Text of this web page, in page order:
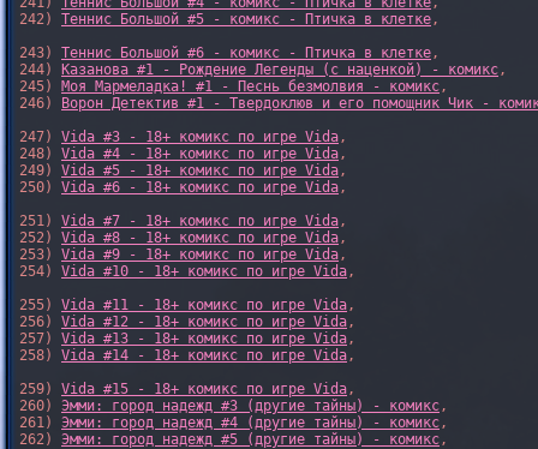
242) Теннис Большой #5 - комикс - Птичка в клетке,
243) Теннис Большой #6 - комикс - Птичка в клетке,
244)
Казанова #1 - Рождение Легенды (с наценкой) - комикс,
245) Моя Мармеладка! #1 - Песнь безмолвия - комикс,
246)
Ворон Детектив #1 - Твердоклюв и его помощник Чик -
247) Vida #3 - 18+ комикс по игре Vida,
248) Vida #4 - 18+ комикс по игре Vida,
249) Vida #5 - 18+ комикс по игре Vida,
250) Vida #6 - 18+ комикс по игре Vida,
251) Vida #7 - 18+ комикс по игре Vida,
252) Vida #8 - 18+ комикс по игре Vida,
253) Vida #9 - 18+ комикс по игре Vida,
254) Vida #10 - 18+ комикс по игре Vida,
255) Vida #11 - 18+ комикс по игре Vida,
256) Vida #12 - 18+ комикс по игре Vida,
257) Vida #13 - 18+ комикс по игре Vida,
258) Vida #14 - 18+ комикс по игре Vida,
259) Vida #15 - 18+ комикс по игре Vida,
260) Эмми: город надежд #3 (другие тайны) - комикс,
261) Эмми: город надежд #4 (другие тайны) - комикс,
262) Эмми: город надежд #5 (другие тайны) - комикс,